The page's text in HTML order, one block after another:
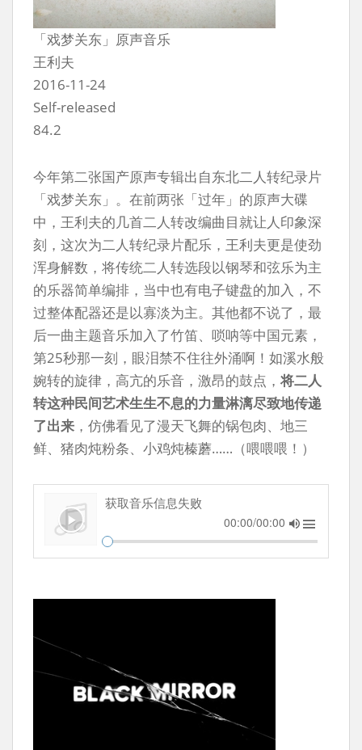
「戏梦关东」原声音乐
王利夫
2016-11-24
Self-released
84.2
今年第二张国产原声专辑出自东北二人转纪录片
「戏梦关东」。在前两张「过年」的原声大碟
中，王利夫的几首二人转改编曲目就让人印象深
刻，这次为二人转纪录片配乐，王利夫更是使劲
浑身解数，将传统二人转选段以钢琴和弦乐为主
的乐器简单编排，当中也有电子键盘的加入，不
过整体配器还是以寡淡为主。其他都不说了，最
后一曲主题音乐加入了竹笛、唢呐等中国元素，
第25秒那一刻，眼泪禁不住往外涌啊！如溪水般
婉转的旋律，高亢的乐音，激昂的鼓点， 将二人
转这种民间艺术生生不息的力量淋漓尽致地传递
了出来 ，仿佛看见了漫天飞舞的锅包肉、地三
鲜、猪肉炖粉条、小鸡炖榛蘑……（喂喂喂！）
获取音乐信息失败
00:00/00:00